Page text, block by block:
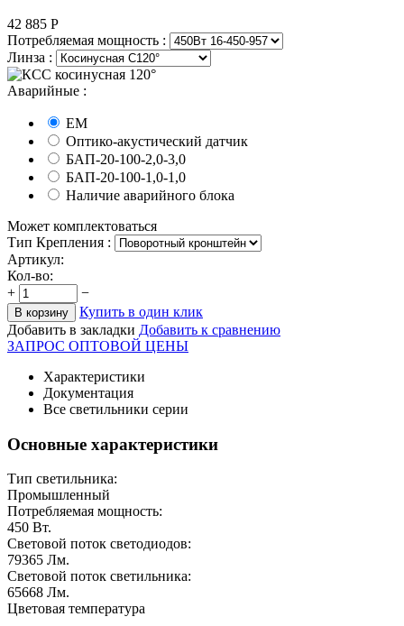
42 885 Р
Потребляемая мощность :
Линза :
Аварийные :
EM
Оптико-акустический датчик
БАП-20-100-2,0-3,0
БАП-20-100-1,0-1,0
Наличие аварийного блока
Может комплектоваться
Тип Крепления :
Артикул:
Кол-во:
+
−
В корзину
Купить в один клик
Добавить в закладки Добавить к сравнению
ЗАПРОС ОПТОВОЙ ЦЕНЫ
Характеристики
Документация
Все светильники серии
Основные характеристики
Тип светильника:
Промышленный
Потребляемая мощность:
450 Вт.
Световой поток светодиодов:
79365 Лм.
Световой поток светильника:
65668 Лм.
Цветовая температура